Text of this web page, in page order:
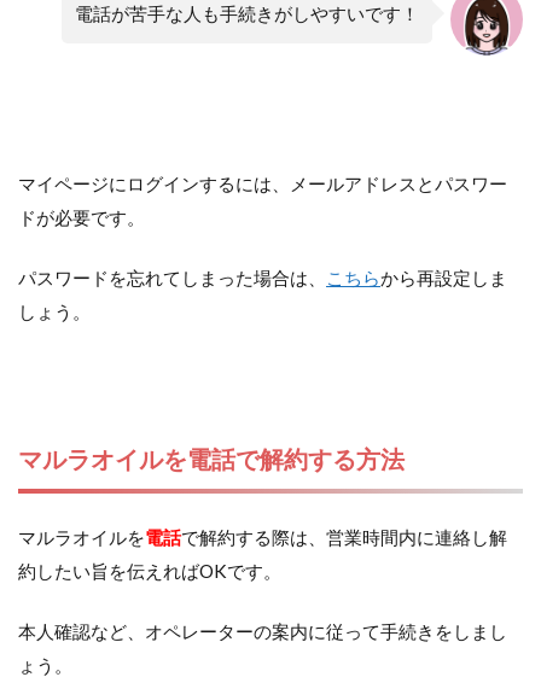
電話が苦手な人も手続きがしやすいです！
マイページにログインするには、メールアドレスとパスワー
ドが必要です。
パスワードを忘れてしまった場合は、 こちらから再設定しま
しょう。
マルラオイルを電話で解約する方法
マルラオイルを電話で解約する際は、営業時間内に連絡し解
約したい旨を伝えればOKです。
本人確認など、オペレーターの案内に従って手続きをしまし
ょう。